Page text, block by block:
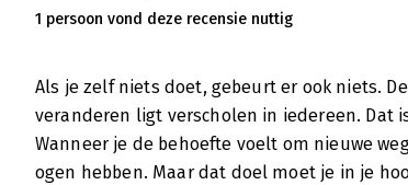
1 persoon vond deze recensie nuttig
Als je zelf niets doet, gebeurt er ook niets.
veranderen ligt verscholen in iedereen. Dat
Wanneer je de behoefte voelt om nieuwe
ogen hebben. Maar dat doel moet je in je